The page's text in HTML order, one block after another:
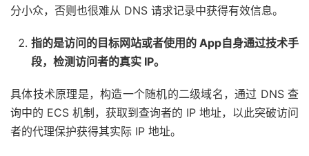
分小众，否则也很难从 DNS 请求记录中获得有效信息。
指的是访问的目标网站或者使用的 App自身通过技术手
段，检测访问者的真实 IP。
具体技术原理是，构造一个随机的二级域名，通过 DNS 查
询中的 ECS 机制，获取到查询者的 IP 地址，以此突破访问
者的代理保护获得其实际 IP 地址。